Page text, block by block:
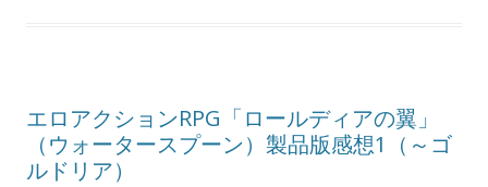
エロアクションRPG「ロールディアの翼」
（ウォータースプーン）製品版感想1（～ゴ
ルドリア）